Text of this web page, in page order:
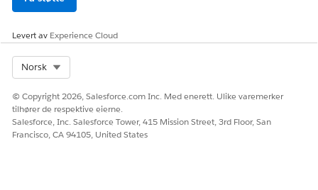
HJALP DENNE ARTIKKELEN MED Å LØSE PROBLEMET DITT?
Levert av Experience Cloud
Norsk
© Copyright 2026, Salesforce.com Inc. Med enerett. Ulike varemerker
tilhører de respektive eierne.
Salesforce, Inc. Salesforce Tower, 415 Mission Street, 3rd Floor, San
Francisco, CA 94105, United States